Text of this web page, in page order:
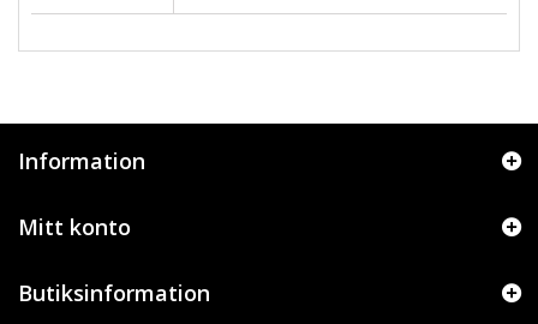
Information
Mitt konto
Butiksinformation